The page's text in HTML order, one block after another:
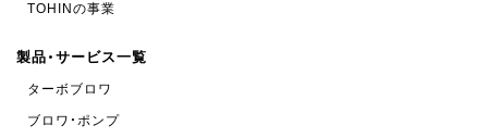
TOHINの事業
製品・サービス一覧
ターボブロワ
ブロワ・ポンプ